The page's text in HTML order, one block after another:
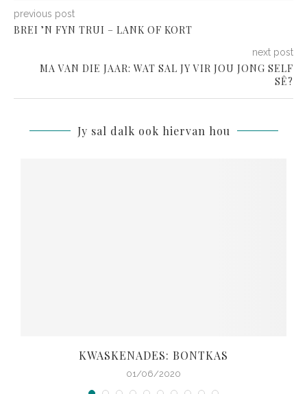
previous post
BREI ’N FYN TRUI – LANK OF KORT
next post
MA VAN DIE JAAR: WAT SAL JY VIR JOU JONG SELF
SÊ?
Jy sal dalk ook hiervan hou
KWASKENADES: BONTKAS
01/06/2020